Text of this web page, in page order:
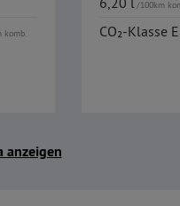
komb.
/100km
CO₂-Klasse E
anzeigen